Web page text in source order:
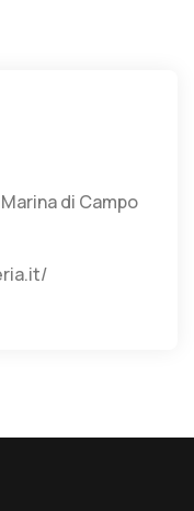
di Campo